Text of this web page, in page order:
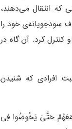
که انتقال می‌دهند،
سودجویانه‌ی خود را
کرد. آن گاه در
افرادی که شنیدن
مَعَهُمْ حَتَّىٰ يَخُوضُوا فِي